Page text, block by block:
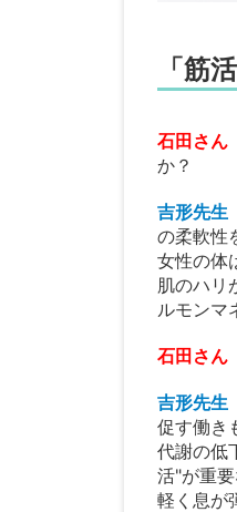
「筋
石田さん
か？
吉形先生
の柔軟性
女性の体
肌のハリ
ルモンマ
石田さん
吉形先生
促す働き
代謝の低
活"が重
軽く息が